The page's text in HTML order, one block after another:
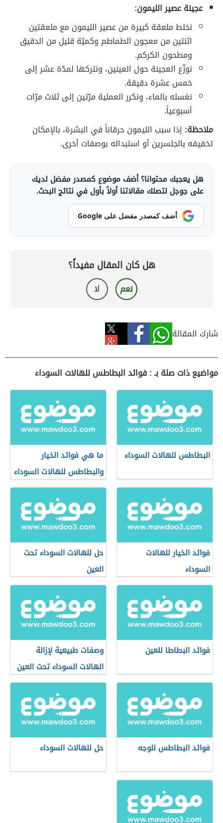
عجينة عصير الليمون:
نخلط ملعقة كبيرة من عصير الليمون مع ملعقتين
اثنتين من معجون الطماطم وكميّة قليل من الدقيق
ومطحون الكركم.
نوزّع العجينة حول العينين، ونتركها لمدّة عشر إلى
خمس عشرة دقيقة.
نغسله بالماء، ونكرر العملية مرّتين إلى ثلاث مرّات
أسبوعياً.
ملاحظة: إذا سبب الليمون حرقاناً في البشرة، بالإمكان
تخفيفه بالجلسرين أو استبداله بوصفات أخرى.
هل يعجبك محتوانا؟ أضف موضوع كمصدر مفضل لديك
على جوجل لتصلك مقالاتنا أولاً بأول في نتائج البحث.
أضف كمصدر مفضل على Google
هل كان المقال مفيداً؟
نعم لا
شارك المقالة
مواضيع ذات صلة بـ : فوائد البطاطس للهالات السوداء
البطاطس للهالات السوداء
ما هي فوائد الخيار
والبطاطس للهالات السوداء
فوائد الخيار للهالات
السوداء
حل للهالات السوداء تحت
العين
فوائد البطاطا للعين
وصفات طبيعية لإزالة
الهالات السوداء تحت العين
فوائد البطاطس للوجه حل للهالات السوداء